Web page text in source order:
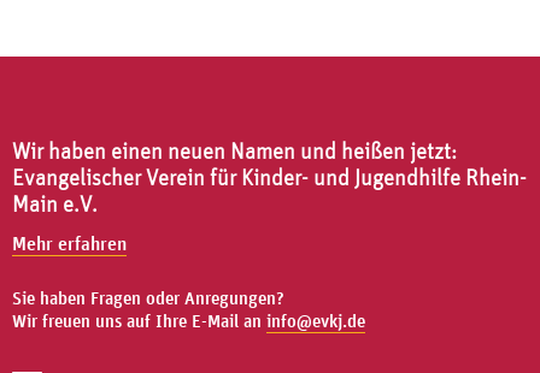
Wir haben einen neuen Namen und heißen jetzt:
Evangelischer Verein für Kinder- und Jugendhilfe Rhein-
Main e.V.
Mehr erfahren
Sie haben Fragen oder Anregungen?
Wir freuen uns auf Ihre E-Mail an info@evkj.de